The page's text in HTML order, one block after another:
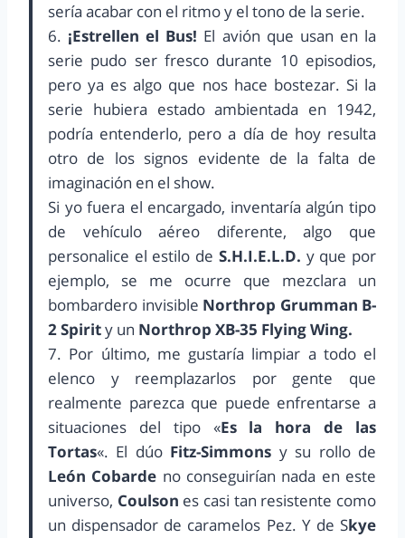
sería acabar con el ritmo y el tono de la serie.
6. ¡Estrellen el Bus! El avión que usan en la
serie pudo ser fresco durante 10 episodios,
pero ya es algo que nos hace bostezar. Si la
serie hubiera estado ambientada en 1942,
podría entenderlo, pero a día de hoy resulta
otro de los signos evidente de la falta de
imaginación en el show.
Si yo fuera el encargado, inventaría algún tipo
de vehículo aéreo diferente, algo que
personalice el estilo de S.H.I.E.L.D. y que por
ejemplo, se me ocurre que mezclara un
bombardero invisible Northrop Grumman B-
2 Spirity un Northrop XB-35 Flying Wing.
7. Por último, me gustaría limpiar a todo el
elenco y reemplazarlos por gente que
realmente parezca que puede enfrentarse a
situaciones del tipo «Es la hora de las
Tortas«. El dúo Fitz-Simmons y su rollo de
León Cobarde no conseguirían nada en este
universo, Coulson es casi tan resistente como
un dispensador de caramelos Pez. Y de Skye